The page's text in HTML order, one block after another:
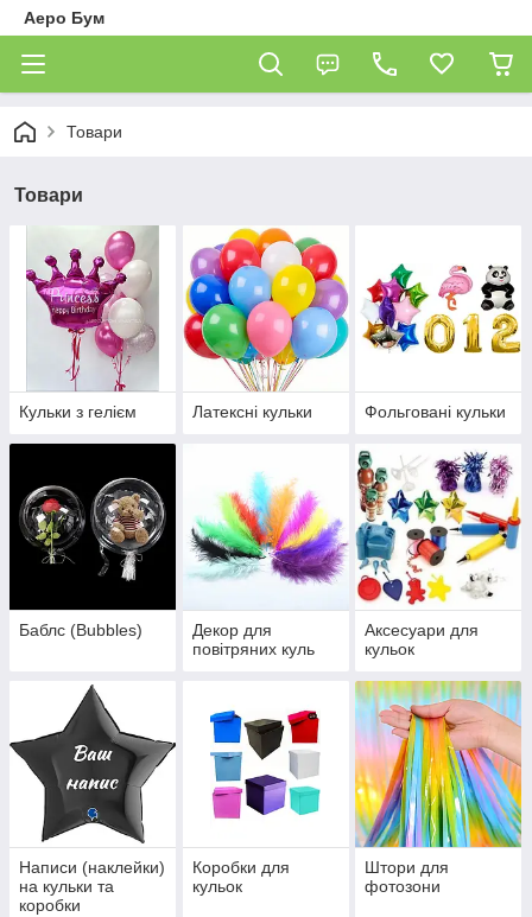
Аеро Бум
Товари
Товари
Кульки з гелієм Латексні кульки Фольговані кульки
Баблс (Bubbles)
Декор для
повітряних куль
Аксесуари для
кульок
Написи (наклейки)
на кульки та
коробки
Коробки для
кульок
Штори для
фотозони